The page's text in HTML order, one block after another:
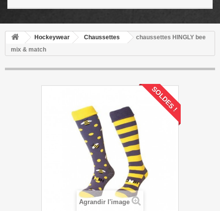
Hockeywear Chaussettes
chaussettes HINGLY bee
mix & match
SOLDES !
Agrandir l'image